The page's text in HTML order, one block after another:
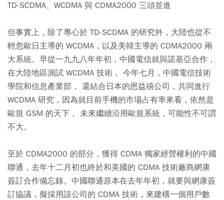
TD-SCDMA、WCDMA 與 CDMA2000 三頭並進
但事實上，除了專心於 TD-SCDMA 的研究外，大陸也從不
輕忽歐日主導的 WCDMA，以及美韓主導的 CDMA2000 兩
大系統。早從一九九八年年初，中國電信就與諾基亞合作，
在大陸地區測試 WCDMA 技術， 今年七月，中國電信技術
學院和信息產業部， 還結合日本的恩益禧公司，共同進行
WCDMA 研究，因為就目前手機的市場占有率來看，依然是
歐規 GSM 的天下， 未來繼續沿用歐規系統，可能性不可謂
不大。
至於 CDMA2000 的部分，獲得 CDMA 獨家經營權利的中國
聯通，去年十二月初也終於和美國的 CDMA 技術廠商網康
簽訂合作備忘錄。中國聯通原本在去年年初，就要與網康簽
訂協議，擬採用該公司的 CDMA 技術，來建構一個用戶數